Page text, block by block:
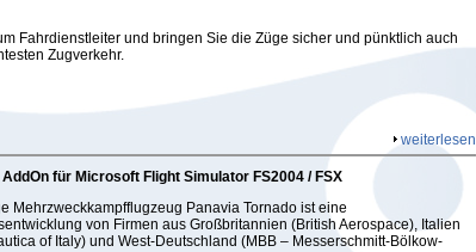
Fahrdienstleiter und bringen Sie die Züge sicher und pünktlich auch
Zugverkehr.
weiterlesen
für Microsoft Flight Simulator FS2004 / FSX
Mehrzweckkampfflugzeug Panavia Tornado ist eine
von Firmen aus Großbritannien (British Aerospace), Italien
of Italy) und West-Deutschland (MBB – Messerschmitt-Bölkow-